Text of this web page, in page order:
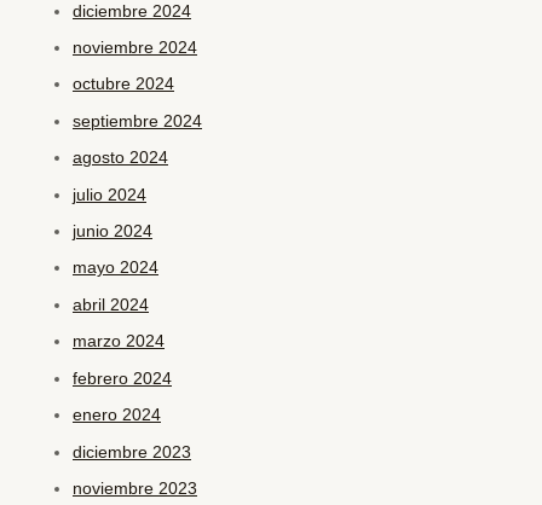
diciembre 2024
noviembre 2024
octubre 2024
septiembre 2024
agosto 2024
julio 2024
junio 2024
mayo 2024
abril 2024
marzo 2024
febrero 2024
enero 2024
diciembre 2023
noviembre 2023